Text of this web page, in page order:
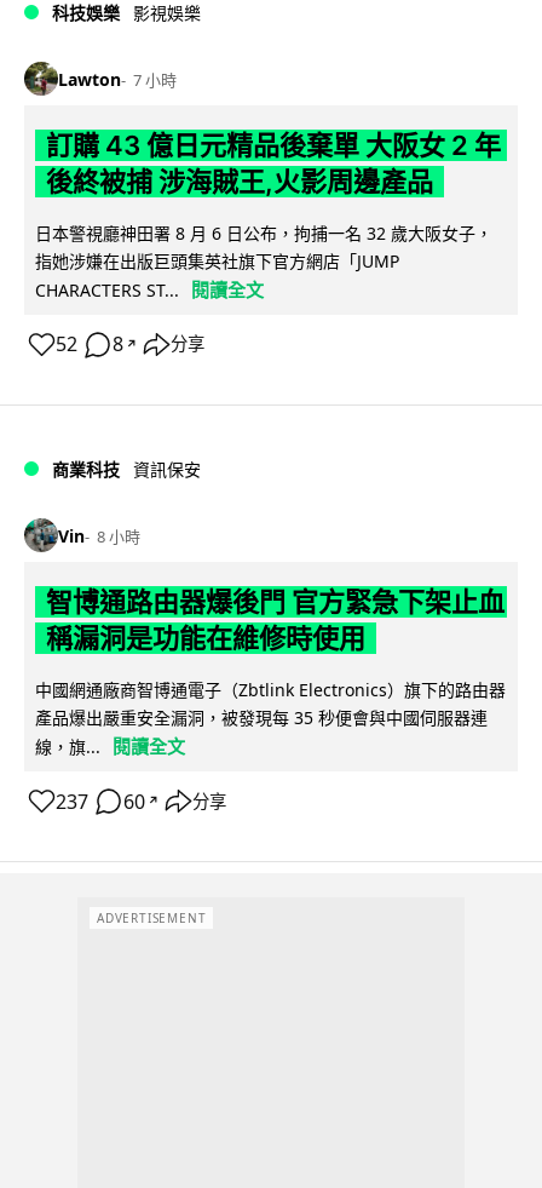
科技娛樂 影視娛樂
Lawton 7 小時
訂購 43 億日元精品後棄單 大阪女 2 年
後終被捕 涉海賊王,火影周邊產品
日本警視廳神田署 8 月 6 日公布，拘捕一名 32 歲大阪女子，
指她涉嫌在出版巨頭集英社旗下官方網店「JUMP
CHARACTERS ST...
閱讀全文
52 8 ↗ 分享
商業科技 資訊保安
Vin 8 小時
智博通路由器爆後門 官方緊急下架止血
稱漏洞是功能在維修時使用
中國網通廠商智博通電子（Zbtlink Electronics）旗下的路由器
產品爆出嚴重安全漏洞，被發現每 35 秒便會與中國伺服器連
線，旗...
閱讀全文
237 60 ↗ 分享
ADVERTISEMENT